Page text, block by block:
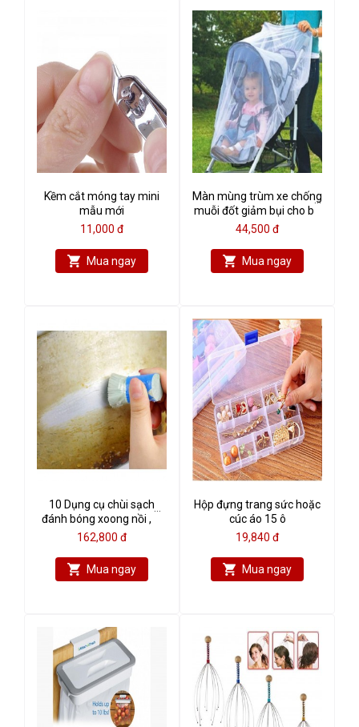
Kềm cắt móng tay mini
mẫu mới
11,000 đ
Mua ngay
Màn mùng trùm xe chống
muỗi đốt giảm bụi cho bé
yêu
44,500 đ
Mua ngay
10 Dụng cụ chùi sạch
đánh bóng xoong nồi , gỉ
sét đa năng
162,800 đ
Mua ngay
Hộp đựng trang sức hoặc
cúc áo 15 ô
19,840 đ
Mua ngay